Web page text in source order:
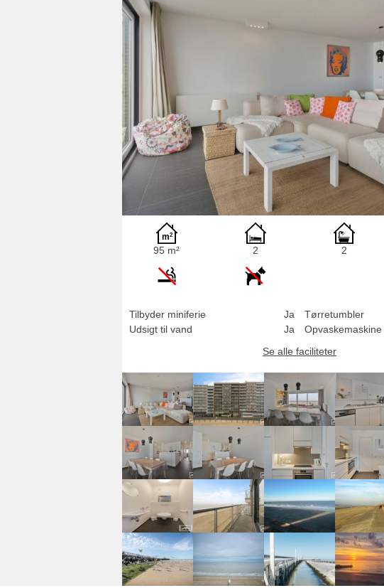
95 m² 2 2
Tilbyder miniferie
Ja
Udsigt til vand
Ja
Tørretumbler
Opvaskemaskine
Se alle faciliteter